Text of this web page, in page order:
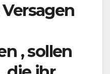
, sollen